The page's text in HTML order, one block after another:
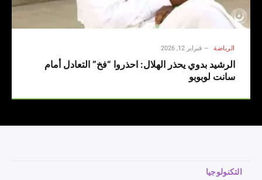
الرياضة فبراير 12, 2026
الرشيد بدوي يحذر الهلال: احذروا “فخ” التعادل أمام
سانت لوبوبو
التكنولوجيا